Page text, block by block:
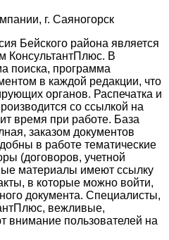
г. Саяногорск
Бейского района является
КонсультантПлюс. В
поиска, программа
в каждой редакции, что
органов. Распечатка и
со ссылкой на
время при работе. База
заказом документов
в работе тематические
(договоров, учетной
материалы имеют ссылку
в которые можно войти,
документа. Специалисты,
вежливые,
внимание пользователей на